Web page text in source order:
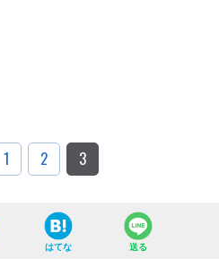
1 2 3
はてな 送る